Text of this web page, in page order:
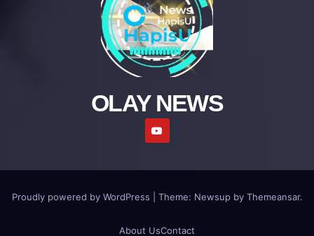
OLAY NEWS
Proudly powered by WordPress Theme: Newsup by Themeansar.
About UsContact